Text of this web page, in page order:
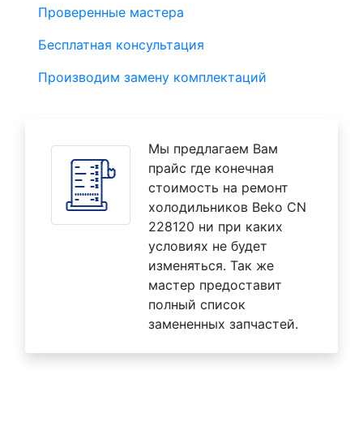
Проверенные мастера
Бесплатная консультация
Производим замену комплектаций
Мы предлагаем Вам
прайс где конечная
стоимость на ремонт
холодильников Beko CN
228120 ни при каких
условиях не будет
изменяться. Так же
мастер предоставит
полный список
замененных запчастей.